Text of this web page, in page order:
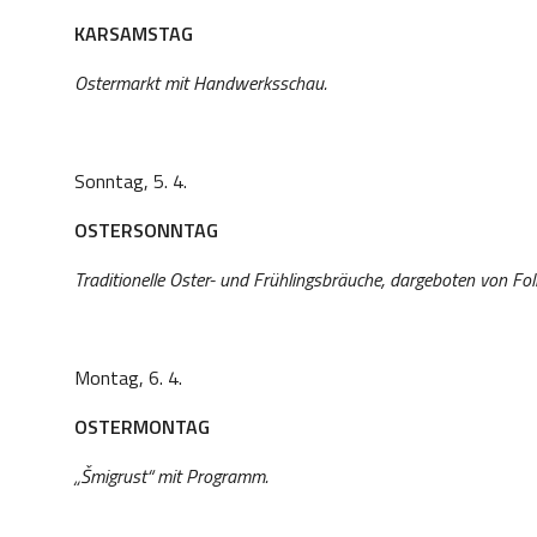
KARSAMSTAG
Ostermarkt mit Handwerksschau.
Sonntag, 5. 4.
OSTERSONNTAG
Traditionelle Oster- und Frühlingsbräuche, dargeboten von
Montag, 6. 4.
OSTERMONTAG
„Šmigrust“ mit Programm.